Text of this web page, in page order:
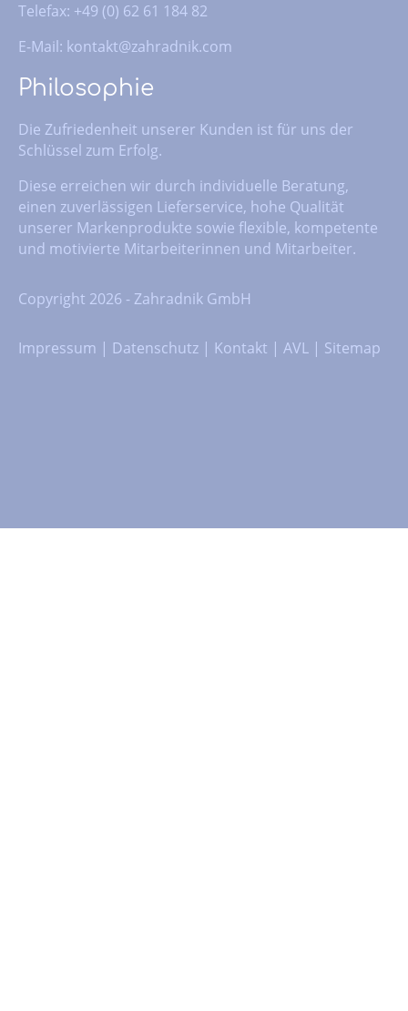
Telefax: +49 (0) 62 61 184 82
E-Mail: kontakt@zahradnik.com
Philosophie
Die Zufriedenheit unserer Kunden ist für uns der
Schlüssel zum Erfolg.
Diese erreichen wir durch individuelle Beratung,
einen zuverlässigen Lieferservice, hohe Qualität
unserer Markenprodukte sowie flexible, kompetente
und motivierte Mitarbeiterinnen und Mitarbeiter.
Copyright 2026 - Zahradnik GmbH
Impressum | Datenschutz | Kontakt | AVL | Sitemap